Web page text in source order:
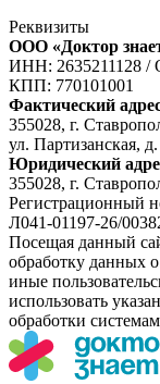
Реквизиты
ООО «Доктор
ИНН: 2635211128 /
КПП: 770101001
Фактический
355028, г.
ул. Партизанская,
Юридический
355028, г.
Регистрационный
Л041-01197-26/
Посещая данный
обработку данных
иные
использовать
обработки